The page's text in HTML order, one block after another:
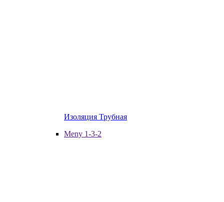
Изоляция Трубная
Meny 1-3-2